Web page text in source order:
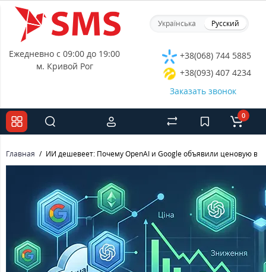
Українська Русский
Ежедневно с 09:00 до 19:00
м. Кривой Рог
+38(068) 744 5885
+38(093) 407 4234
Заказать звонок
0
Главная ИИ дешевеет: Почему OpenAI и Google объявили ценовую